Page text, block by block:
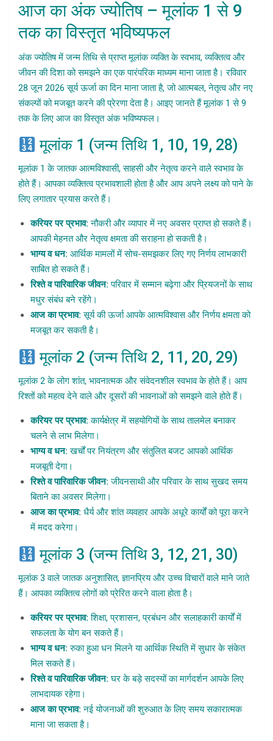
आज का अंक ज्योतिष – मूलांक 1 से 9
तक का विस्तृत भविष्यफल
अंक ज्योतिष में जन्म तिथि से प्राप्त मूलांक व्यक्ति के स्वभाव, व्यक्तित्व और
जीवन की दिशा को समझने का एक पारंपरिक माध्यम माना जाता है। रविवार
28 जून 2026 सूर्य ऊर्जा का दिन माना जाता है, जो आत्मबल, नेतृत्व और नए
संकल्पों को मजबूत करने की प्रेरणा देता है। आइए जानते हैं मूलांक 1 से 9
तक के लिए आज का विस्तृत अंक भविष्यफल।
मूलांक 1 (जन्म तिथि 1, 10, 19, 28)
मूलांक 1 के जातक आत्मविश्वासी, साहसी और नेतृत्व करने वाले स्वभाव के
होते हैं। आपका व्यक्तित्व प्रभावशाली होता है और आप अपने लक्ष्य को पाने के
लिए लगातार प्रयास करते हैं।
करियर पर प्रभाव: नौकरी और व्यापार में नए अवसर प्राप्त हो सकते हैं।
आपकी मेहनत और नेतृत्व क्षमता की सराहना हो सकती है।
भाग्य व धन: आर्थिक मामलों में सोच-समझकर लिए गए निर्णय लाभकारी
साबित हो सकते हैं।
रिश्ते व पारिवारिक जीवन: परिवार में सम्मान बढ़ेगा और प्रियजनों के साथ
मधुर संबंध बने रहेंगे।
आज का प्रभाव: सूर्य की ऊर्जा आपके आत्मविश्वास और निर्णय क्षमता को
मजबूत कर सकती है।
मूलांक 2 (जन्म तिथि 2, 11, 20, 29)
मूलांक 2 के लोग शांत, भावनात्मक और संवेदनशील स्वभाव के होते हैं। आप
रिश्तों को महत्व देने वाले और दूसरों की भावनाओं को समझने वाले होते हैं।
करियर पर प्रभाव: कार्यक्षेत्र में सहयोगियों के साथ तालमेल बनाकर
चलने से लाभ मिलेगा।
भाग्य व धन: खर्चों पर नियंत्रण और संतुलित बजट आपको आर्थिक
मजबूती देगा।
रिश्ते व पारिवारिक जीवन: जीवनसाथी और परिवार के साथ सुखद समय
बिताने का अवसर मिलेगा।
आज का प्रभाव: धैर्य और शांत व्यवहार आपके अधूरे कार्यों को पूरा करने
में मदद करेगा।
मूलांक 3 (जन्म तिथि 3, 12, 21, 30)
मूलांक 3 वाले जातक अनुशासित, ज्ञानप्रिय और उच्च विचारों वाले माने जाते
हैं। आपका व्यक्तित्व लोगों को प्रेरित करने वाला होता है।
करियर पर प्रभाव: शिक्षा, प्रशासन, प्रबंधन और सलाहकारी कार्यों में
सफलता के योग बन सकते हैं।
भाग्य व धन: रुका हुआ धन मिलने या आर्थिक स्थिति में सुधार के संकेत
मिल सकते हैं।
रिश्ते व पारिवारिक जीवन: घर के बड़े सदस्यों का मार्गदर्शन आपके लिए
लाभदायक रहेगा।
आज का प्रभाव: नई योजनाओं की शुरुआत के लिए समय सकारात्मक
माना जा सकता है।